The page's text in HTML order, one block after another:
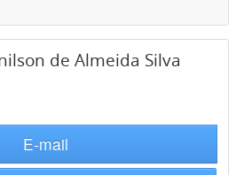
de Almeida Silva
E-mail